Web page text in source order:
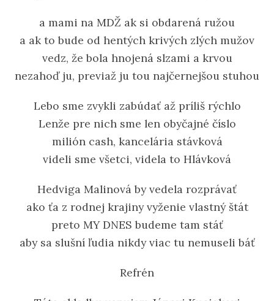
a mami na MDŽ ak si obdarená ružou
a ak to bude od hentých krivých zlých mužov
vedz, že bola hnojená slzami a krvou
nezahoď ju, previaž ju tou najčernejšou stuhou
Lebo sme zvykli zabúdať až príliš rýchlo
Lenže pre nich sme len obyčajné číslo
milión cash, kancelária stávková
videli sme všetci, videla to Hlávková
Hedviga Malinová by vedela rozprávať
ako ťa z rodnej krajiny vyženie vlastný štát
preto MY DNES budeme tam stáť
aby sa slušní ľudia nikdy viac tu nemuseli báť
Refrén